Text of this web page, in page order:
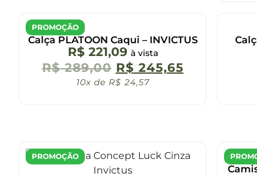
PROMOÇÃO
Calça PLATOON Caqui – INVICTUS
R$221,09 à vista
R$289,00 R$ 245,65
10x de R$ 24,57
PROMOÇÃO